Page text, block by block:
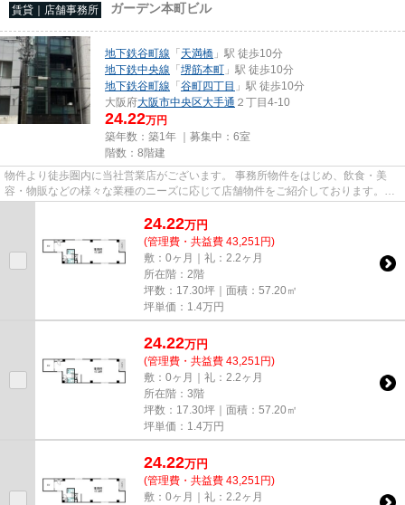
賃貸｜店舗事務所 ガーデン本町ビル
地下鉄谷町線 「天満橋 」駅 徒歩10分
地下鉄中央線 「堺筋本町 」駅 徒歩10分
地下鉄谷町線 「谷町四丁目 」駅 徒歩10分
大阪府大阪市中央区大手通 ２丁目4-10
24.22万円
築年数：築1年 ｜募集中： 6室
階数：8階建
物件より徒歩圏内に当社営業店がございます。 事務所物件をはじめ、飲食・美
容・物販などの様々な業種のニーズに応じて店舗物件をご紹介しております。
尚、弊社ではおとり広告は一切...
24.22万円
(管理費・共益費 43,251円)
敷：0ヶ月｜礼：2.2ヶ月
所在階：2階
坪数：17.30坪｜面積：57.20㎡
坪単価： 1.4万円
24.22万円
(管理費・共益費 43,251円)
敷：0ヶ月｜礼：2.2ヶ月
所在階：3階
坪数：17.30坪｜面積：57.20㎡
坪単価： 1.4万円
24.22万円
(管理費・共益費 43,251円)
敷：0ヶ月｜礼：2.2ヶ月